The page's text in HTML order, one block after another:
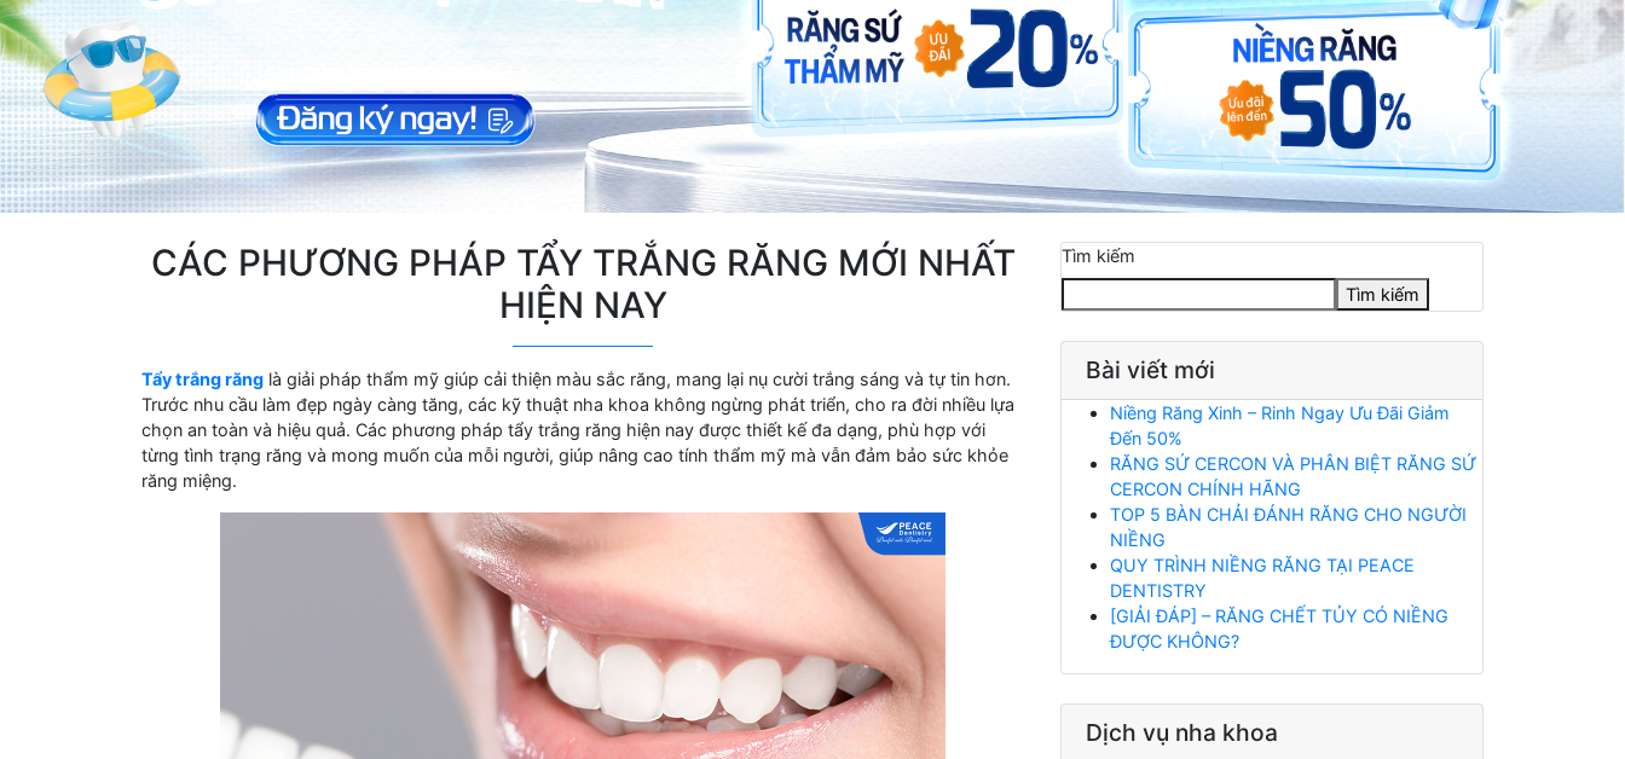
CÁC PHƯƠNG PHÁP TẨY TRẮNG RĂNG MỚI NHẤT
HIỆN NAY
Tẩy trắng răng là giải pháp thẩm mỹ giúp cải thiện màu sắc răng, mang lại nụ cười trắng sáng và tự tin hơn.
Trước nhu cầu làm đẹp ngày càng tăng, các kỹ thuật nha khoa không ngừng phát triển, cho ra đời nhiều lựa
chọn an toàn và hiệu quả. Các phương pháp tẩy trắng răng hiện nay được thiết kế đa dạng, phù hợp với
từng tình trạng răng và mong muốn của mỗi người, giúp nâng cao tính thẩm mỹ mà vẫn đảm bảo sức khỏe
răng miệng.
Tìm kiếm
Tìm kiếm
Bài viết mới
Niềng Răng Xinh – Rinh Ngay Ưu Đãi Giảm
Đến 50%
RĂNG SỨ CERCON VÀ PHÂN BIỆT RĂNG SỨ
CERCON CHÍNH HÃNG
TOP 5 BÀN CHẢI ĐÁNH RĂNG CHO NGƯỜI
NIỀNG
QUY TRÌNH NIỀNG RĂNG TẠI PEACE
DENTISTRY
[GIẢI ĐÁP] – RĂNG CHẾT TỦY CÓ NIỀNG
ĐƯỢC KHÔNG?
Dịch vụ nha khoa